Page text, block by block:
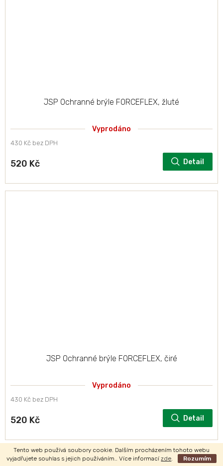
Tento web používá soubory cookie. Dalším procházením tohoto webu
vyjadřujete souhlas s jejich používáním.. Více informacízde Rozumím
JSP Ochranné brýle FORCEFLEX, žluté
Vyprodáno
430 Kč bez DPH
520 Kč Detail
JSP Ochranné brýle FORCEFLEX, čiré
Vyprodáno
430 Kč bez DPH
520 Kč Detail